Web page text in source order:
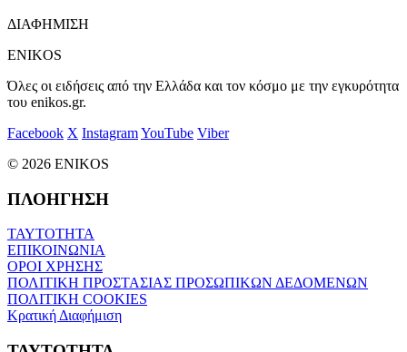
ΔΙΑΦΗΜΙΣΗ
ENIKOS
Όλες οι ειδήσεις από την Ελλάδα και τον κόσμο με την εγκυρότητα
του enikos.gr.
Facebook X InstagramYouTube Viber
© 2026 ENIKOS
ΠΛΟΗΓΗΣΗ
ΤΑΥΤΟΤΗΤΑ
ΕΠΙΚΟΙΝΩΝΙΑ
ΟΡΟΙ ΧΡΗΣΗΣ
ΠΟΛΙΤΙΚΗ ΠΡΟΣΤΑΣΙΑΣ ΠΡΟΣΩΠΙΚΩΝ ΔΕΔΟΜΕΝΩΝ
ΠΟΛΙΤΙΚΗ COOKIES
Κρατική Διαφήμιση